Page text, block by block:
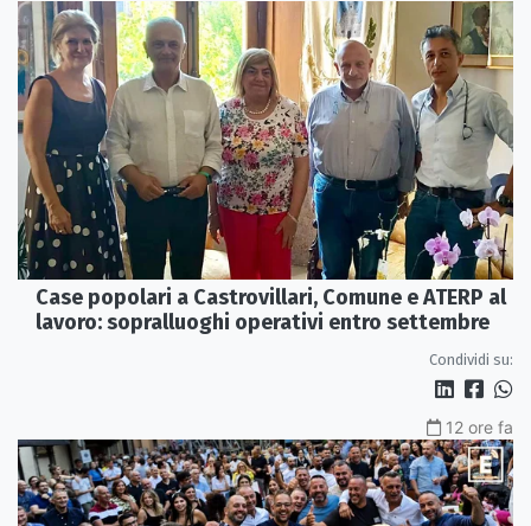
Case popolari a Castrovillari, Comune e ATERP al
lavoro: sopralluoghi operativi entro settembre
Condividi su:
12 ore fa